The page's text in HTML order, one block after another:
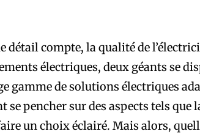
détail compte, la qualité de
électriques, deux géants se
gamme de solutions électriques
se pencher sur des aspects tels que
un choix éclairé. Mais alors,